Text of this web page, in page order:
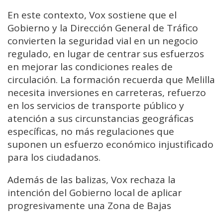
En este contexto, Vox sostiene que el
Gobierno y la Dirección General de Tráfico
convierten la seguridad vial en un negocio
regulado, en lugar de centrar sus esfuerzos
en mejorar las condiciones reales de
circulación. La formación recuerda que Melilla
necesita inversiones en carreteras, refuerzo
en los servicios de transporte público y
atención a sus circunstancias geográficas
específicas, no más regulaciones que
suponen un esfuerzo económico injustificado
para los ciudadanos.
Además de las balizas, Vox rechaza la
intención del Gobierno local de aplicar
progresivamente una Zona de Bajas